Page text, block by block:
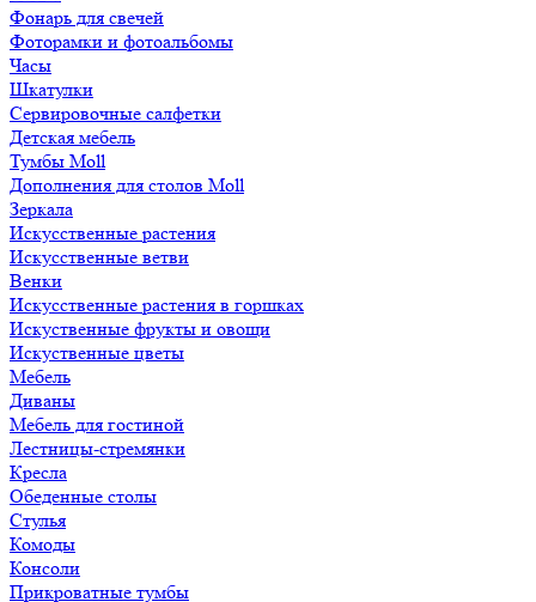
Фонарь для свечей
Фоторамки и фотоальбомы
Часы
Шкатулки
Сервировочные салфетки
Детская мебель
Тумбы Moll
Дополнения для столов Moll
Зеркала
Искусственные растения
Искусственные ветви
Венки
Искусственные растения в горшках
Искуственные фрукты и овощи
Искуственные цветы
Мебель
Диваны
Мебель для гостиной
Лестницы-стремянки
Кресла
Обеденные столы
Стулья
Комоды
Консоли
Прикроватные тумбы